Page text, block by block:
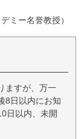
ミー名誉教授）
ますが、万一
8日以内にお知
日以内、未開